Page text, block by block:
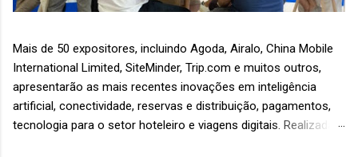
Mais de 50 expositores, incluindo Agoda, Airalo, China Mobile
International Limited, SiteMinder, Trip.com e muitos outros,
apresentarão as mais recentes inovações em inteligência
artificial, conectividade, reservas e distribuição, pagamentos,
tecnologia para o setor hoteleiro e viagens digitais. Realizada